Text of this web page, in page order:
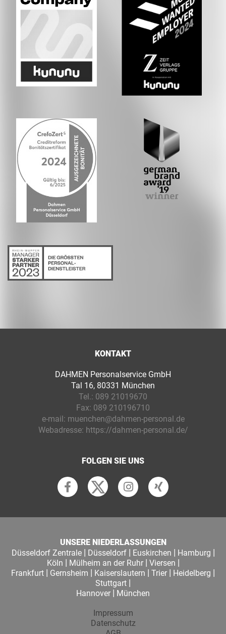
KONTAKT
DAHMEN Personalservice GmbH
Tal 16, 80331 München
Tel.: 089 21019670
Fax: 089 210196710
e-mail: muenchen@dahmen-personal.de
Webadresse: https://dahmen-personal.de/
FOLGEN SIE UNS
UNSERE NIEDERLASSUNGEN
Düsseldorf Zentrale| Düsseldorf| Euskirchen | Hamburg |
Köln | Mülheim an der Ruhr| Viersen |
Frankfurt | Gernsheim | Kaiserslautern | Trier | Heidelberg |
Stuttgart |
Hannover | München
Impressum
Datenschutz